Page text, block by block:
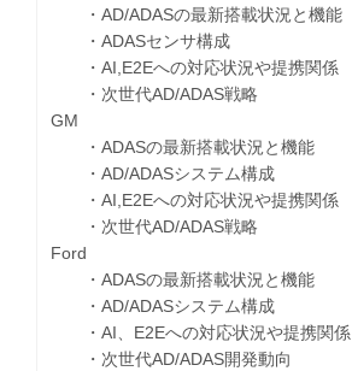
・AD/ADASの最新搭載状況と機能
・ADASセンサ構成
・AI,E2Eへの対応状況や提携関係
・次世代AD/ADAS戦略
GM
・ADASの最新搭載状況と機能
・AD/ADASシステム構成
・AI,E2Eへの対応状況や提携関係
・次世代AD/ADAS戦略
Ford
・ADASの最新搭載状況と機能
・AD/ADASシステム構成
・AI、E2Eへの対応状況や提携関係
・次世代AD/ADAS開発動向